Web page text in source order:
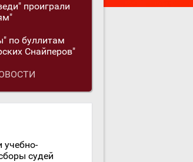
проиграли
по буллитам
Снайперов"
учебно-
судей